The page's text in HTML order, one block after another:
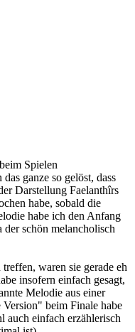
Spielen
ganze so gelöst, dass
Darstellung Faelanthîrs
habe, sobald die
habe ich den Anfang
schön melancholisch
waren sie gerade eh
insofern einfach gesagt,
Melodie aus einer
Version" beim Finale habe
einfach erzählerisch